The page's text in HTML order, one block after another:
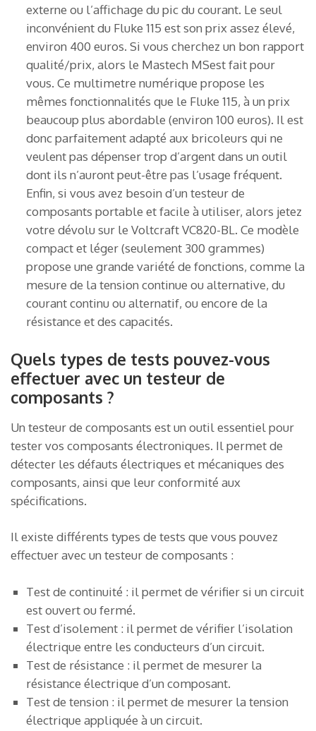
externe ou l’affichage du pic du courant. Le seul
inconvénient du Fluke 115 est son prix assez élevé,
environ 400 euros. Si vous cherchez un bon rapport
qualité/prix, alors le Mastech MSest fait pour
vous. Ce multimetre numérique propose les
mêmes fonctionnalités que le Fluke 115, à un prix
beaucoup plus abordable (environ 100 euros). Il est
donc parfaitement adapté aux bricoleurs qui ne
veulent pas dépenser trop d’argent dans un outil
dont ils n’auront peut-être pas l’usage fréquent.
Enfin, si vous avez besoin d’un testeur de
composants portable et facile à utiliser, alors jetez
votre dévolu sur le Voltcraft VC820-BL. Ce modèle
compact et léger (seulement 300 grammes)
propose une grande variété de fonctions, comme la
mesure de la tension continue ou alternative, du
courant continu ou alternatif, ou encore de la
résistance et des capacités.
Quels types de tests pouvez-vous
effectuer avec un testeur de
composants ?
Un testeur de composants est un outil essentiel pour
tester vos composants électroniques. Il permet de
détecter les défauts électriques et mécaniques des
composants, ainsi que leur conformité aux
spécifications.
Il existe différents types de tests que vous pouvez
effectuer avec un testeur de composants :
Test de continuité : il permet de vérifier si un circuit
est ouvert ou fermé.
Test d’isolement : il permet de vérifier l’isolation
électrique entre les conducteurs d’un circuit.
Test de résistance : il permet de mesurer la
résistance électrique d’un composant.
Test de tension : il permet de mesurer la tension
électrique appliquée à un circuit.